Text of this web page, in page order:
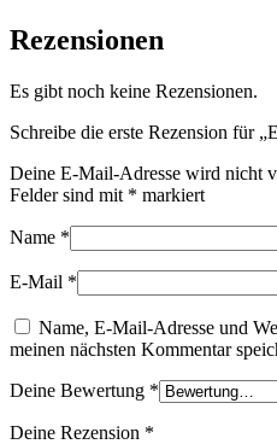
Rezensionen
Es gibt noch keine Rezensionen.
Schreibe die erste Rezension für
Deine E-Mail-Adresse wird nicht
Felder sind mit * markiert
Name *
E-Mail *
Name, E-Mail-Adresse und
meinen nächsten Kommentar
Deine Bewertung *
Deine Rezension *